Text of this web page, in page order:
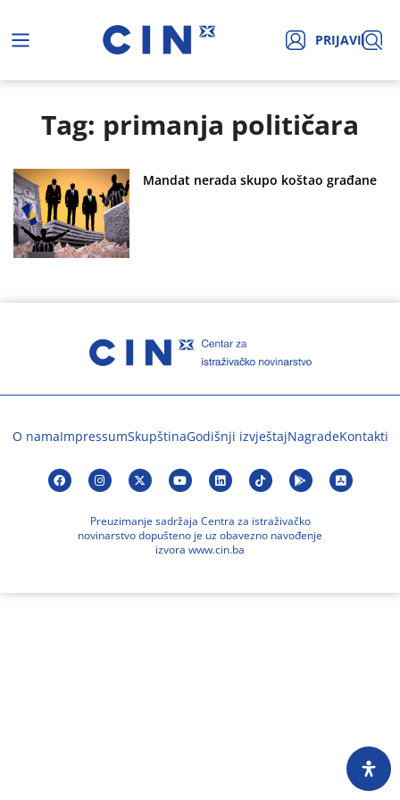
PRIJAVI
Tag: primanja političara
Mandat nerada skupo koštao građane
O namaImpressumSkupštinaGodišnji izvještajNagradeKontakti
Preuzimanje sadržaja Centra za istraživačko
novinarstvo dopušteno je uz obavezno navođenje
izvora www.cin.ba